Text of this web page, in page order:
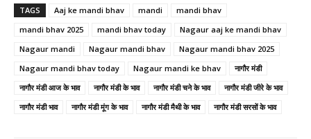
TAGS Aaj ke mandi bhav mandi
mandi bhav
mandi bhav 2025
mandi bhav today
Nagaur aaj ke mandi bhav
Nagaur mandi
Nagaur mandi bhav
Nagaur mandi bhav 2025
Nagaur mandi bhav today
Nagaur mandi ke bhav
नागौर मंडी
नागौर मंडी आज के भाव
नागौर मंडी के भाव नागौर मंडी चने के भाव
नागौर मंडी जीरे के भाव
नागौर मंडी भाव
नागौर मंडी मूंग के भाव नागौर मंडी मैथी के भाव नागौर मंडी सरसों के भाव